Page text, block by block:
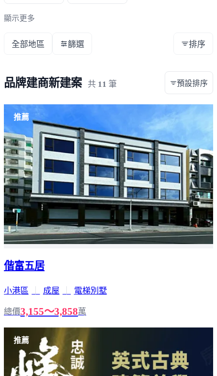
顯示更多
全部地區 篩選 排序
品牌建商新建案 共 11 筆 預設排序
推薦
偕富五居
小港區 成屋 電梯別墅
總價3,155～3,858萬
推薦